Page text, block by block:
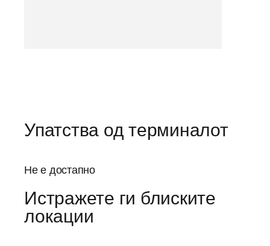
Упатства од терминалот
Не е достапно
Истражете ги блиските
локации